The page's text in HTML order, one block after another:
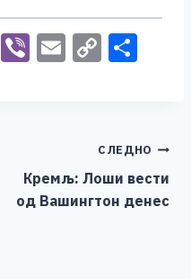
W Vi E C
Li
n
СЛЕДНО
Кремљ: Лоши вести
од Вашингтон денес